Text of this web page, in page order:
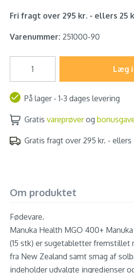
Fri fragt over 295 kr. - ellers 25
Varenummer: 251000-90
Læg
På lager - 1-3 dages levering
Gratis vareprøverog
Gratis fragt over 295 kr. - ellers
Om produktet
Fødevare.
Manuka Health MGO 400+
(15 stk) er sugetabletter fremstillet
fra New Zealand samt smag af
indeholder udvalgte ingredienser